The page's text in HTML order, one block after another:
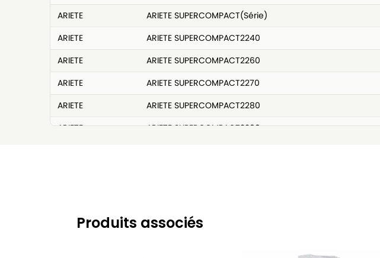
ARIETE
ARIETE SUPERCOMPACT(Série)
ARIETE
ARIETE SUPERCOMPACT2240
ARIETE
ARIETE SUPERCOMPACT2260
ARIETE
ARIETE SUPERCOMPACT2270
ARIETE
ARIETE SUPERCOMPACT2280
ARIETE
ARIETE SUPERCOMPACT2290
Produits associés